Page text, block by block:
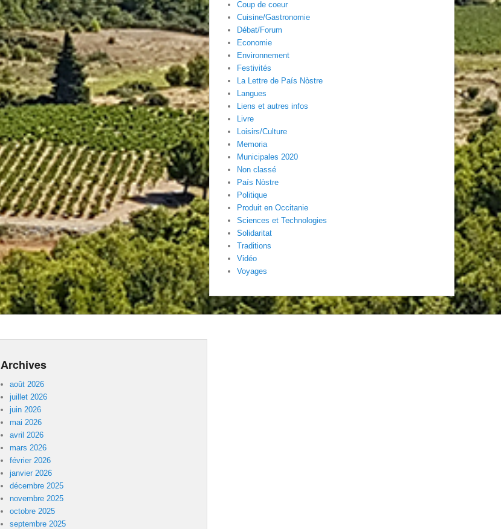
Coup de coeur
Cuisine/Gastronomie
Débat/Forum
Economie
Environnement
Festivités
La Lettre de País Nòstre
Langues
Liens et autres infos
Livre
Loisirs/Culture
Memoria
Municipales 2020
Non classé
País Nòstre
Politique
Produit en Occitanie
Sciences et Technologies
Solidaritat
Traditions
Vidéo
Voyages
Archives
août 2026
juillet 2026
juin 2026
mai 2026
avril 2026
mars 2026
février 2026
janvier 2026
décembre 2025
novembre 2025
octobre 2025
septembre 2025